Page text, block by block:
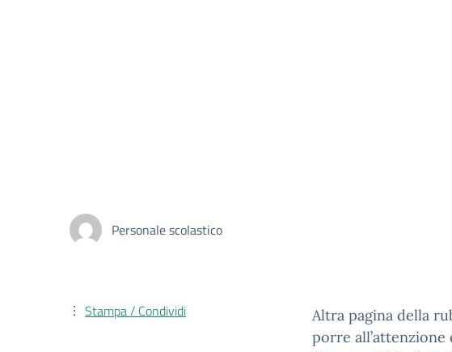
Personale scolastico
Altra pagina della
porre
Stampa / Condividi